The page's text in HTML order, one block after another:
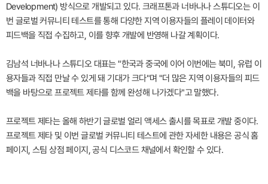
Development) 방식으로 개발되고 있다. 크래프톤과 너바나나 스튜디오는 이
번 글로벌 커뮤니티 테스트를 통해 다양한 지역 이용자들의 플레이 데이터와
피드백을 직접 수집하고, 이를 향후 개발에 반영해 나갈 계획이다.
김남석 너바나나 스튜디오 대표는 "한국과 중국에 이어 이번에는 북미, 유럽 이
용자들과 직접 만날 수 있게 돼 기대가 크다"며 "더 많은 지역 이용자들의 피드
백을 바탕으로 프로젝트 제타를 함께 완성해 나가겠다"고 말했다.
프로젝트 제타는 올해 하반기 글로벌 얼리 액세스 출시를 목표로 개발 중이다.
프로젝트 제타 및 이번 글로벌 커뮤니티 테스트에 관한 자세한 내용은 공식 홈
페이지, 스팀 상점 페이지, 공식 디스코드 채널에서 확인할 수 있다.